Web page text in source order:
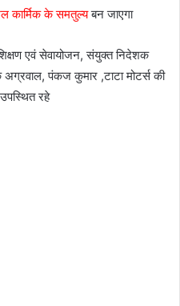
कार्मिक के समतुल्यबन जाएगा
एवं सेवायोजन, संयुक्त निदेशक
पंकज कुमार ,टाटा मोटर्स की
रहे